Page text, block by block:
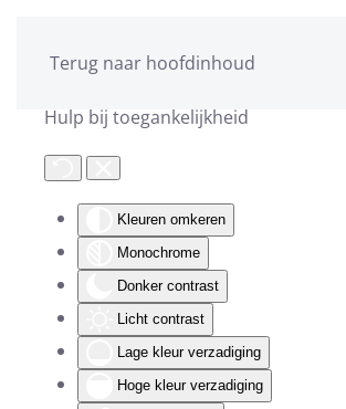
Hulp bij toegankelijkheid
Kleuren omkeren
Monochrome
Donker contrast
Licht contrast
Lage kleur verzadiging
Hoge kleur verzadiging
Terug naar hoofdinhoud